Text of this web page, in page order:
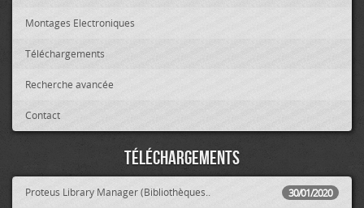
Montages Electroniques
Téléchargements
Recherche avancée
Contact
Téléchargements
30/01/2020
Proteus Library Manager (Bibliothèques..